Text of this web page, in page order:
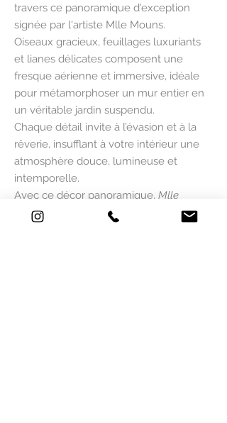
travers ce panoramique d'exception
signée par l'artiste Mlle Mouns.
Oiseaux gracieux, feuillages luxuriants
et lianes délicates composent une
fresque aérienne et immersive, idéale
pour métamorphoser un mur entier en
un véritable jardin suspendu.
Chaque détail invite à l’évasion et à la
rêverie, insufflant à votre intérieur une
atmosphère douce, lumineuse et
intemporelle.
Avec ce décor panoramique, Mlle
Mouns Paper
propose une expérience